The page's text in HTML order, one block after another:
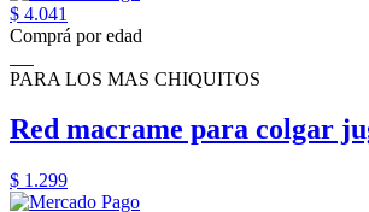
$ 4.041
Comprá por edad
PARA LOS MAS CHIQUITOS
Red macrame para colgar
$ 1.299